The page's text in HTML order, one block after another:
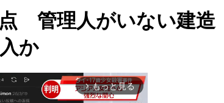
点 管理人がいない建造
か
arrow_forward_ios もっと見る